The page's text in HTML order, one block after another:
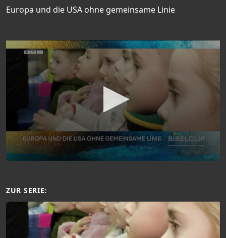
Europa und die USA ohne gemeinsame Linie
ZUR SERIE: